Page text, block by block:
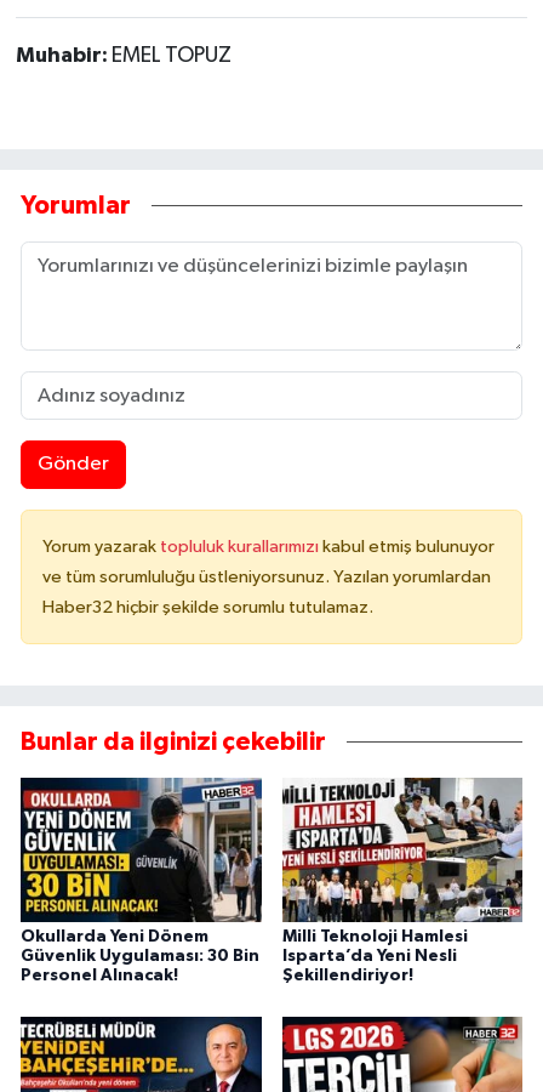
Muhabir: EMEL TOPUZ
Yorumlar
Gönder
Yorum yazarak topluluk kurallarımızı kabul etmiş bulunuyor
ve tüm sorumluluğu üstleniyorsunuz. Yazılan yorumlardan
Haber32 hiçbir şekilde sorumlu tutulamaz.
Bunlar da ilginizi çekebilir
Okullarda Yeni Dönem
Güvenlik Uygulaması: 30 Bin
Personel Alınacak!
Milli Teknoloji Hamlesi
Isparta’da Yeni Nesli
Şekillendiriyor!